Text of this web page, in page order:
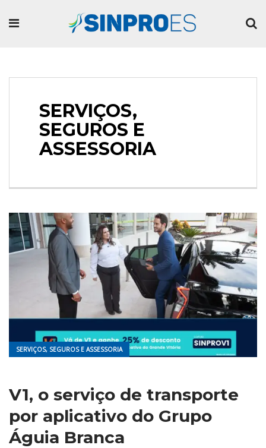
SERVIÇOS,
SEGUROS E
ASSESSORIA
SERVIÇOS, SEGUROS E ASSESSORIA
V1, o serviço de transporte
por aplicativo do Grupo
Águia Branca